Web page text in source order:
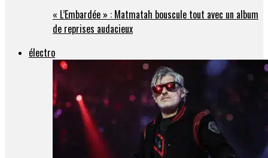
« L’Embardée » : Matmatah bouscule tout avec un album
de reprises audacieux
électro